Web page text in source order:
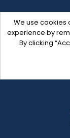
We use cookies
experience by
By clicking